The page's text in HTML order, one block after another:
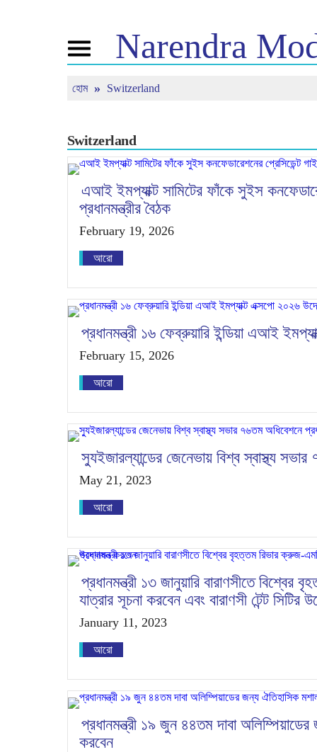
Toggle
navigationNarendra
এনএম সম্পর্কে
পিপলস কর্নার
টাইমলাইন
রিফ্লেকশন্স
হোম Switzerland
Switzerland
এআই ইমপ্যাক্ট সামিটের ফাঁকে সুইস
প্রধানমন্ত্রীর বৈঠক
February 19, 2026
আরো
প্রধানমন্ত্রী ১৬ ফেব্রুয়ারি ইন্ডিয়া এআই
February 15, 2026
আরো
স্যুইজারল্যান্ডের জেনেভায় বিশ্ব স্বাস্থ্য
May 21, 2023
আরো
প্রধানমন্ত্রী ১৩ জানুয়ারি বারাণসীতে বিশ্বের
যাত্রার সূচনা করবেন এবং বারাণসী টেন্ট সিটির
January 11, 2023
আরো
প্রধানমন্ত্রী ১৯ জুন ৪৪তম দাবা
করবেন